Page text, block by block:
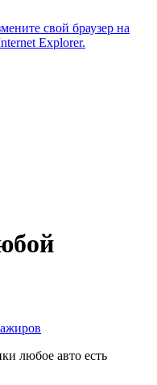
свой браузер на
Explorer.